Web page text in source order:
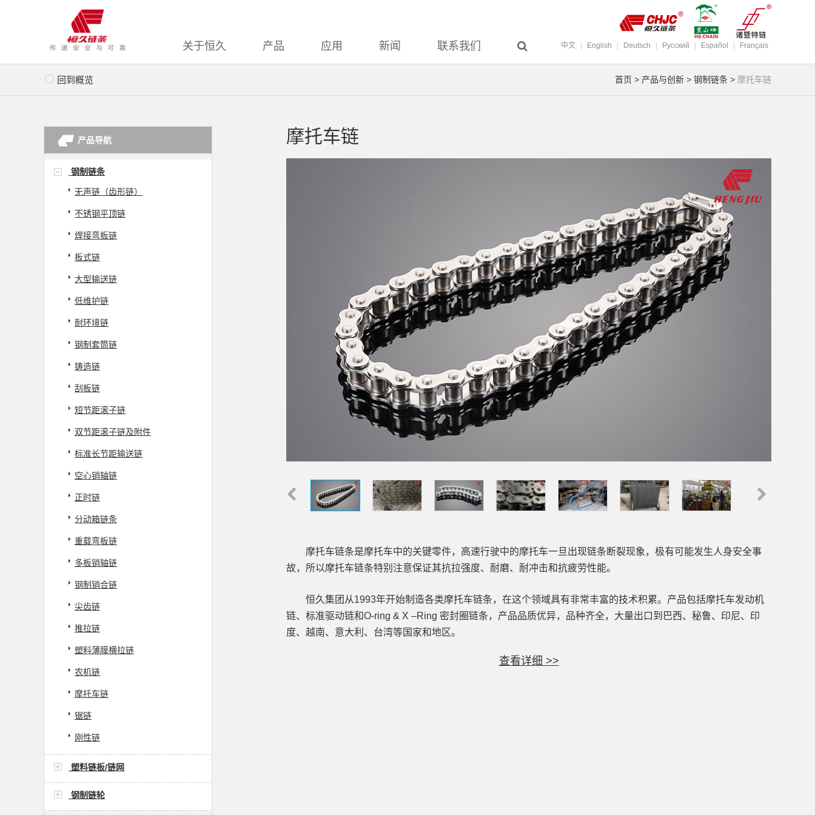
中文 English Deutsch Pусский Español Français
关于恒久 产品 应用 新闻 联系我们
回到概览 首页 > 产品与创新 > 钢制链条 > 摩托车链
产品导航
钢制链条
无声链（齿形链）
不锈钢平顶链
焊接弯板链
板式链
大型输送链
低维护链
耐环境链
钢制套筒链
铸造链
刮板链
短节距滚子链
双节距滚子链及附件
标准长节距输送链
空心销轴链
正时链
分动箱链条
重载弯板链
多板销轴链
钢制销合链
尖齿链
推拉链
塑料薄膜横拉链
农机链
摩托车链
锯链
刚性链
塑料链板/链网
钢制链轮
摩托车链
摩托车链条是摩托车中的关键零件，高速行驶中的摩托车一旦出现链条断裂现象，极有可能发生人身安全事
故，所以摩托车链条特别注意保证其抗拉强度、耐磨、耐冲击和抗疲劳性能。
恒久集团从1993年开始制造各类摩托车链条，在这个领域具有非常丰富的技术积累。产品包括摩托车发动机
链、标准驱动链和O-ring & X –Ring 密封圈链条，产品品质优异，品种齐全，大量出口到巴西、秘鲁、印尼、印
度、越南、意大利、台湾等国家和地区。
查看详细 >>